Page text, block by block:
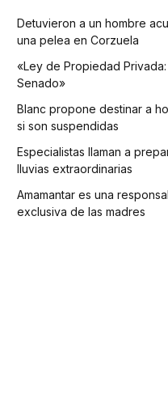
Detuvieron a un hombre
una pelea en Corzuela
«Ley de Propiedad
Senado»
Blanc propone destinar a
si son suspendidas
Especialistas llaman a
lluvias extraordinarias
Amamantar es una
exclusiva de las madres